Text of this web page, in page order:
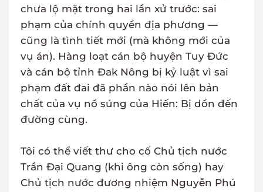
chưa lộ mặt trong hai lần xử trước: sai
phạm của chính quyền địa phương —
cũng là tình tiết mới (mà không mới của
vụ án). Hàng loạt cán bộ huyện Tuy Đức
và cán bộ tỉnh Đak Nông bị kỷ luật vì sai
phạm đất đai đã phần nào nói lên bản
chất của vụ nổ súng của Hiến: Bị dồn đến
đường cùng.
Tôi có thể viết thư cho cố Chủ tịch nước
Trần Đại Quang (khi ông còn sống) hay
Chủ tịch nước đương nhiệm Nguyễn Phú